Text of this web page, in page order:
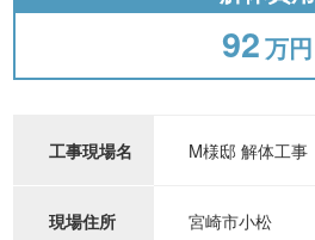
92万円
工事現場名 M様邸 解体工事
現場住所 宮崎市小松